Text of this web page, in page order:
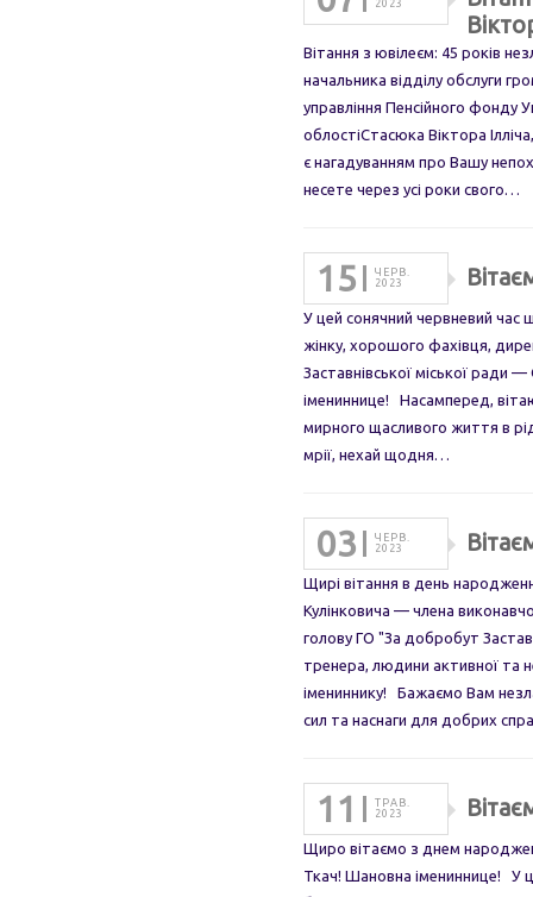
2023
Вітання з ювілеєм: 45 років
начальника відділу обслуги
управління Пенсійного фонду
облостіСтасюка Віктора
є нагадуванням про Вашу
несете через усі роки свого…
15
ЧЕРВ.
2023
У цей сонячний червневий час
жінку, хорошого фахівця,
Заставнівської міської ради
імениннице! Насамперед,
мирного щасливого життя в
мрії, нехай щодня…
03
ЧЕРВ.
2023
Щирі вітання в день
Кулінковича — члена
голову ГО "За добробут
тренера, людини активної та
імениннику! Бажаємо Вам
сил та наснаги для добрих
11
ТРАВ.
2023
Щиро вітаємо з днем
Ткач! Шановна імениннице! У